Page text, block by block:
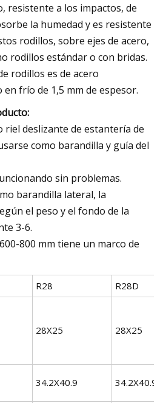
resistente a los impactos, de
la humedad y es resistente
rodillos, sobre ejes de acero,
rodillos estándar o con bridas.
rodillos es de acero
frío de 1,5 mm de espesor.
riel deslizante de estantería de
como barandilla y guía del
sin problemas.
barandilla lateral, la
el peso y el fondo de la
3-6.
800 mm tiene un marco de
R28
R28D
28X25 28X25
34.2X40.9 34.2X40.9